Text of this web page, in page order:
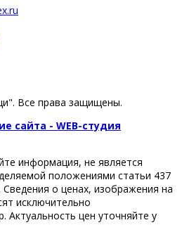
Все права защищены.
сайта - WEB-студия
информация, не является
положениями статьи 437
о ценах, изображения на
исключительно
Актуальность цен уточняйте у